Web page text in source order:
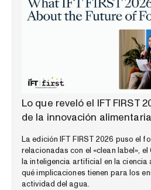
PERSPECTIVAS DEL MERCADO
Lo que reveló el IFT FIRST
de la innovación alimentaria
La edición IFT FIRST 2026 puso el
relacionadas con el «clean label»,
la inteligencia artificial en la ciencia
qué implicaciones tienen para los
actividad del agua.